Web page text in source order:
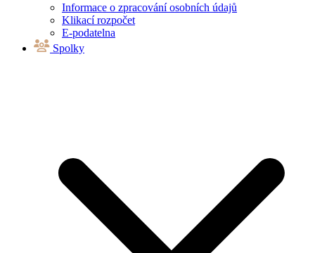
Informace o zpracování osobních údajů
Klikací rozpočet
E-podatelna
Spolky